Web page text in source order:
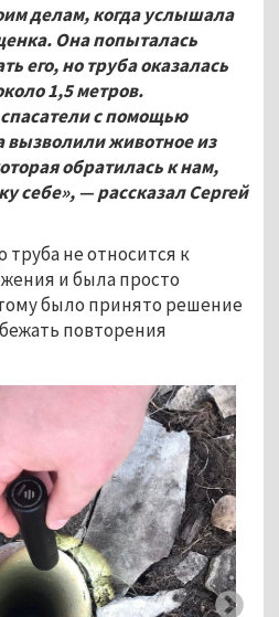
делам, когда услышала
Она попыталась
его, но труба оказалась
1,5метров.
с помощью
вызволили животное из
обратилась к нам,
себе», — рассказал Сергей
не относится к
и была просто
было принято решение
повторения